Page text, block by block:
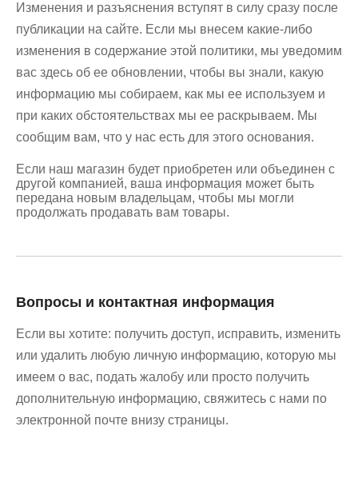
Изменения и разъяснения вступят в силу сразу после
публикации на сайте. Если мы внесем какие-либо
изменения в содержание этой политики, мы уведомим
вас здесь об ее обновлении, чтобы вы знали, какую
информацию мы собираем, как мы ее используем и
при каких обстоятельствах мы ее раскрываем. Мы
сообщим вам, что у нас есть для этого основания.
Если наш магазин будет приобретен или объединен с
другой компанией, ваша информация может быть
передана новым владельцам, чтобы мы могли
продолжать продавать вам товары.
Вопросы и контактная информация
Если вы хотите: получить доступ, исправить, изменить
или удалить любую личную информацию, которую мы
имеем о вас, подать жалобу или просто получить
дополнительную информацию, свяжитесь с нами по
электронной почте внизу страницы.